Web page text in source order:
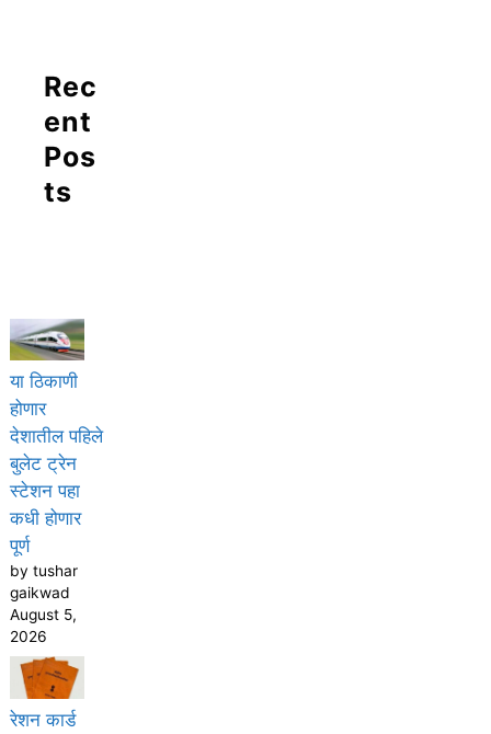
Rec
ent
Pos
ts
या ठिकाणी
होणार
देशातील पहिले
बुलेट ट्रेन
स्टेशन पहा
कधी होणार
पूर्ण
by tushar
gaikwad
August 5,
2026
रेशन कार्ड